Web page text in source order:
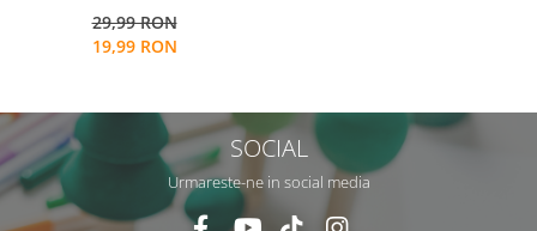
29,99 RON
19,99 RON
SOCIAL
Urmareste-ne in social media